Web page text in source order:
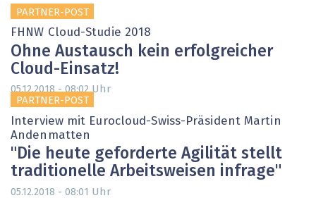
PARTNER-POST
FHNW Cloud-Studie 2018
Ohne Austausch kein erfolgreicher
Cloud-Einsatz!
05.12.2018 - 08:02Uhr
PARTNER-POST
Interview mit Eurocloud-Swiss-Präsident Martin
Andenmatten
"Die heute geforderte Agilität stellt
traditionelle Arbeitsweisen infrage"
05.12.2018 - 08:01 Uhr